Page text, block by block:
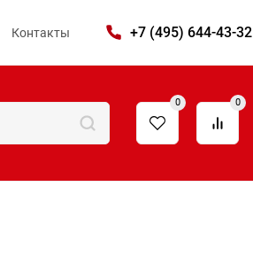
Контакты +7 (495) 644-43-32
0 0